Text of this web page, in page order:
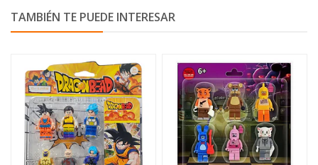
TAMBIÉN TE PUEDE INTERESAR